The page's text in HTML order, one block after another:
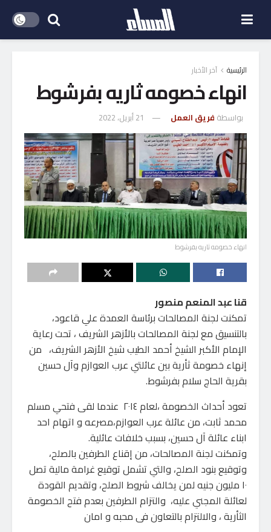
الرئيسية آخر الأخبار
انهاء خصومه ثاريه بفرشوط
بواسطة فريق العمل 21 أبريل، 2022
انهاء خصومه ثاريه بفرشوط
قنا عبد المنعم منصور
تمكنت لجنة المصالحات برئاسة العمدة علي قاعود،
بالتنسيق مع لجنة المصالحات بالأزهر الشريف ، تحت رعاية
الإمام الأكبر الشيخ أحمد الطيب شيخ الأزهر الشريف، من
إنهاء خصومة ثأرية بين عائلتي عرب العوازم وآل حسين
بقرية الحاج سلام بفرشوط.
تعود أحداث الخصومة ،لعام ٢٠١٤ عندما لقى فتحي مسلم
محمد ثابت، من عائلة عرب العوازم،مصرعه و اتهام احد
ابناء عائلة آل حسين، بسبب خلافات عائلية.
وتمكنت لجنة المصالحات، من إقناع الطرفين بالصلح،
وتوقيع بنود الصلح، والتي تشمل توقيع غرامة مالية تصل
١٠ مليون جنيه لمن يخالف شروط الصلح، وتقديم القودة
لعائلة المجني عليه، والتزام الطرفين بعدم فتح الخصومة
الثأرية ، والالتزام بالتعاون فى محبه و امان